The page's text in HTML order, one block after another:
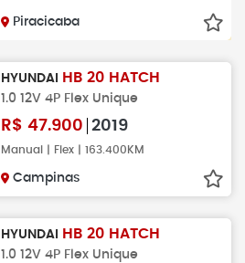
Piracicaba
HYUNDAI HB 20 HATCH
1.0 12V 4P Flex Unique
R$ 47.900 2019
Manual | Flex | 163.400KM
Campinas
HYUNDAI HB 20 HATCH
1.0 12V 4P Flex Unique